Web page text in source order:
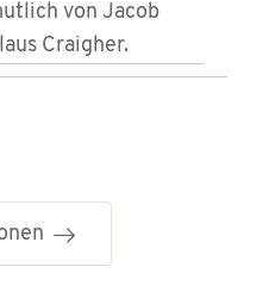
von Jacob
Craigher.